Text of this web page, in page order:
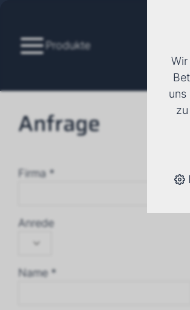
Produkte
Anfrage
Firma *
Anrede
Name *
uns